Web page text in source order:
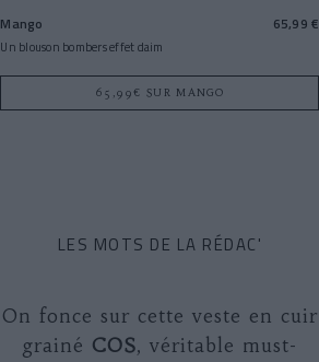
Mango 65,99 €
Un blouson bombers effet daim
65,99€ SUR MANGO
LES MOTS DE LA RÉDAC'
On fonce sur cette veste en cuir
grainé COS, véritable must-